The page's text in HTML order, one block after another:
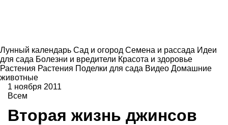
Лунный календарь Сад и огород Семена и рассада Идеи
для сада Болезни и вредители Красота и здоровье
Растения Растения Поделки для сада Видео Домашние
животные
1 ноября 2011
Всем
Вторая жизнь джинсов